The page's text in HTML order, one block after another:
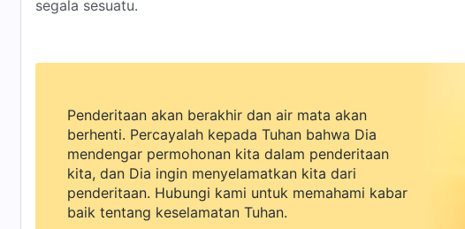
segala sesuatu.
Penderitaan akan berakhir dan air mata akan
berhenti. Percayalah kepada Tuhan bahwa Dia
mendengar permohonan kita dalam penderitaan
kita, dan Dia ingin menyelamatkan kita dari
penderitaan. Hubungi kami untuk memahami kabar
baik tentang keselamatan Tuhan.